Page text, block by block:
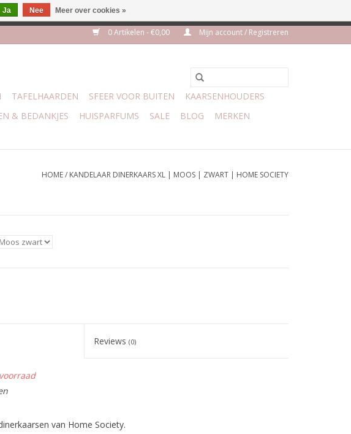
0 Artikelen - €0,00 Mijn account / Registreren
TAFELHAARDEN SFEER VOOR BUITEN
KAARSENHOUDERS
& BEDANKJES HUISPARFUMS SALE BLOG MERKEN
HOME/ KANDELAAR DINERKAARS XL | MOOS | ZWART | HOME SOCIETY
Reviews(0)
van Home Society.
Ja Nee Meer over cookies »
| 27 juli t/m 3 aug VAKANTIE